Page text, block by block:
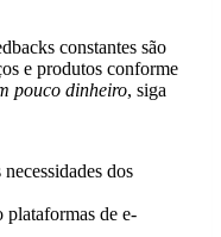
constantes são
e produtos conforme
pouco dinheiro, siga
dos
de e-